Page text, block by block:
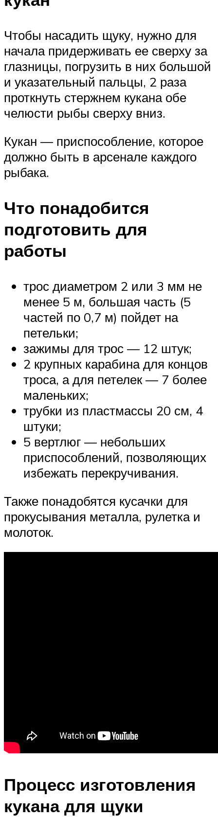
Чтобы насадить щуку, нужно для
начала придерживать ее сверху за
глазницы, погрузить в них большой
и указательный пальцы, 2 раза
проткнуть стержнем кукана обе
челюсти рыбы сверху вниз.
Кукан — приспособление, которое
должно быть в арсенале каждого
рыбака.
Что понадобится
подготовить для
работы
трос диаметром 2 или 3 мм не
менее 5 м, большая часть (5
частей по 0,7 м) пойдет на
петельки;
зажимы для трос — 12 штук;
2 крупных карабина для концов
троса, а для петелек — 7 более
маленьких;
трубки из пластмассы 20 см, 4
штуки;
5 вертлюг — небольших
приспособлений, позволяющих
избежать перекручивания.
Также понадобятся кусачки для
прокусывания металла, рулетка и
молоток.
Процесс изготовления
кукана для щуки